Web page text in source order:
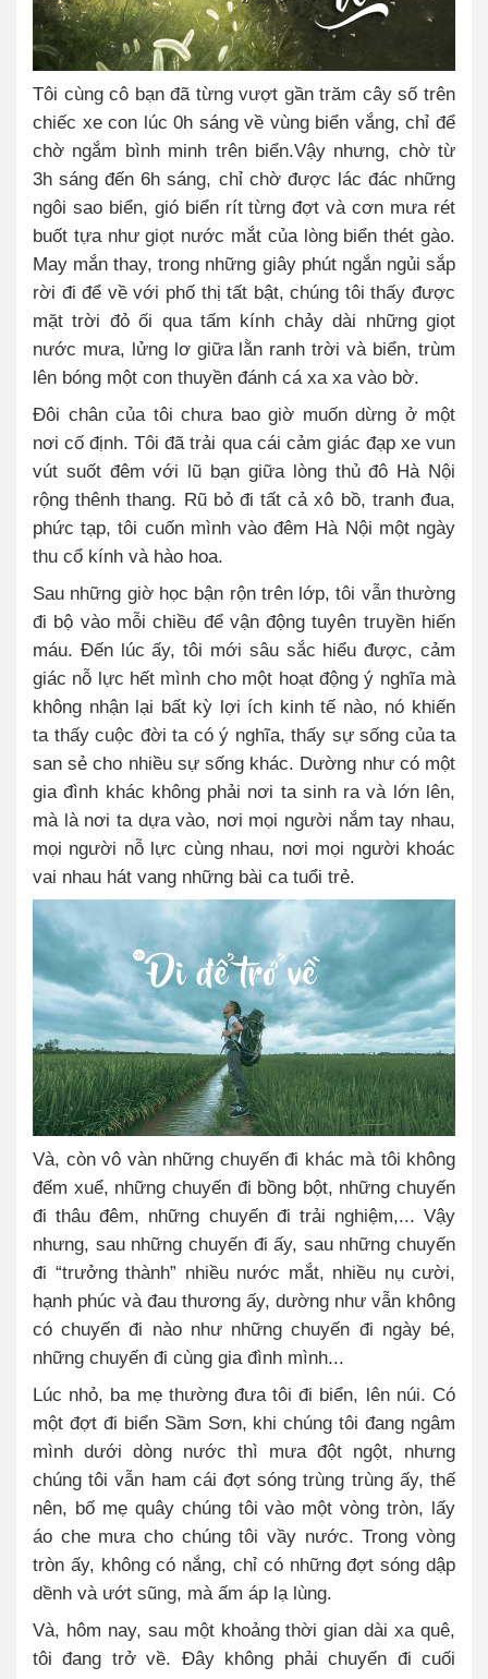
Tôi cùng cô bạn đã từng vượt gần trăm cây số trên
chiếc xe con lúc 0h sáng về vùng biển vắng, chỉ để
chờ ngắm bình minh trên biển.Vậy nhưng, chờ từ
3h sáng đến 6h sáng, chỉ chờ được lác đác những
ngôi sao biển, gió biển rít từng đợt và cơn mưa rét
buốt tựa như giọt nước mắt của lòng biển thét gào.
May mắn thay, trong những giây phút ngắn ngủi sắp
rời đi để về với phố thị tất bật, chúng tôi thấy được
mặt trời đỏ ối qua tấm kính chảy dài những giọt
nước mưa, lửng lơ giữa lằn ranh trời và biển, trùm
lên bóng một con thuyền đánh cá xa xa vào bờ.
Đôi chân của tôi chưa bao giờ muốn dừng ở một
nơi cố định. Tôi đã trải qua cái cảm giác đạp xe vun
vút suốt đêm với lũ bạn giữa lòng thủ đô Hà Nội
rộng thênh thang. Rũ bỏ đi tất cả xô bồ, tranh đua,
phức tạp, tôi cuốn mình vào đêm Hà Nội một ngày
thu cổ kính và hào hoa.
Sau những giờ học bận rộn trên lớp, tôi vẫn thường
đi bộ vào mỗi chiều để vận động tuyên truyền hiến
máu. Đến lúc ấy, tôi mới sâu sắc hiểu được, cảm
giác nỗ lực hết mình cho một hoạt động ý nghĩa mà
không nhận lại bất kỳ lợi ích kinh tế nào, nó khiến
ta thấy cuộc đời ta có ý nghĩa, thấy sự sống của ta
san sẻ cho nhiều sự sống khác. Dường như có một
gia đình khác không phải nơi ta sinh ra và lớn lên,
mà là nơi ta dựa vào, nơi mọi người nắm tay nhau,
mọi người nỗ lực cùng nhau, nơi mọi người khoác
vai nhau hát vang những bài ca tuổi trẻ.
Và, còn vô vàn những chuyến đi khác mà tôi không
đếm xuể, những chuyến đi bồng bột, những chuyến
đi thâu đêm, những chuyến đi trải nghiệm,... Vậy
nhưng, sau những chuyến đi ấy, sau những chuyến
đi “trưởng thành” nhiều nước mắt, nhiều nụ cười,
hạnh phúc và đau thương ấy, dường như vẫn không
có chuyến đi nào như những chuyến đi ngày bé,
những chuyến đi cùng gia đình mình...
Lúc nhỏ, ba mẹ thường đưa tôi đi biển, lên núi. Có
một đợt đi biển Sầm Sơn, khi chúng tôi đang ngâm
mình dưới dòng nước thì mưa đột ngột, nhưng
chúng tôi vẫn ham cái đợt sóng trùng trùng ấy, thế
nên, bố mẹ quây chúng tôi vào một vòng tròn, lấy
áo che mưa cho chúng tôi vầy nước. Trong vòng
tròn ấy, không có nắng, chỉ có những đợt sóng dập
dềnh và ướt sũng, mà ấm áp lạ lùng.
Và, hôm nay, sau một khoảng thời gian dài xa quê,
tôi đang trở về. Đây không phải chuyến đi cuối